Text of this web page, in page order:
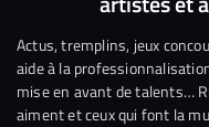
FacebookTwitter
Actus, tremplins, jeux
aide à la
mise en avant de talents…
aiment et ceux qui font la